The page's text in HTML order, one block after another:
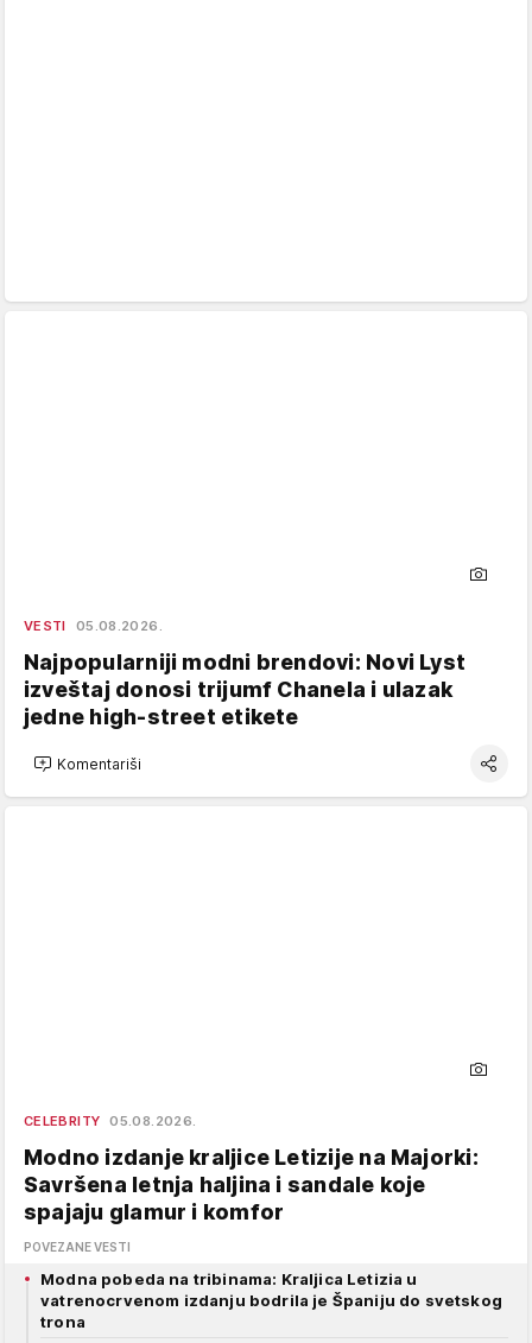
VESTI 05.08.2026.
Najpopularniji modni brendovi: Novi Lyst
izveštaj donosi trijumf Chanela i ulazak
jedne high-street etikete
Komentariši
CELEBRITY 05.08.2026.
Modno izdanje kraljice Letizije na Majorki:
Savršena letnja haljina i sandale koje
spajaju glamur i komfor
POVEZANE VESTI
Modna pobeda na tribinama: Kraljica Letizia u
vatrenocrvenom izdanju bodrila je Španiju do svetskog
trona